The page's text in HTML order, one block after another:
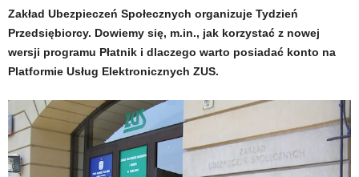
Zakład Ubezpieczeń Społecznych organizuje Tydzień
Przedsiębiorcy. Dowiemy się, m.in., jak korzystać z nowej
wersji programu Płatnik i dlaczego warto posiadać konto na
Platformie Usług Elektronicznych ZUS.